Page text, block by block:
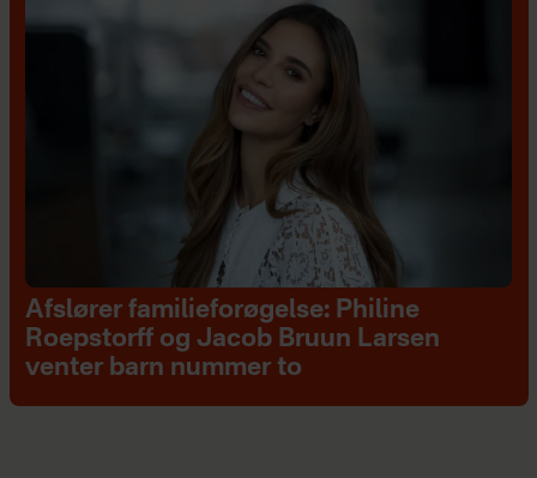
Afslører familieforøgelse: Philine
Roepstorff og Jacob Bruun Larsen
venter barn nummer to